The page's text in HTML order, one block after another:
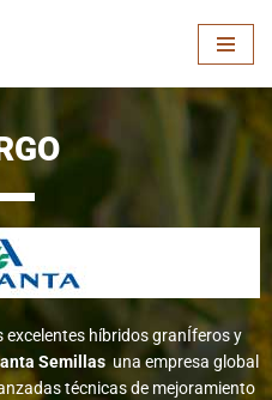
excelentes híbridos granÍferos y
Semillas una empresa global
técnicas de mejoramiento